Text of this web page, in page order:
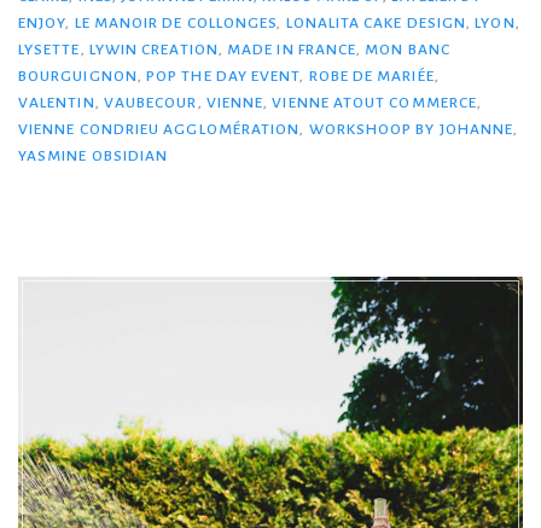
ENJOY LE MANOIR DE COLLONGES LONALITA CAKE DESIGN ,LYON
LYSETTE
LYWIN CREATION MADE IN FRANCE
MON BANC
BOURGUIGNON
,POP THE DAY EVENT ROBE DE MARIÉE
VALENTIN
VAUBECOUR VIENNE ,VIENNE ATOUT COMMERCE
VIENNE CONDRIEU AGGLOMÉRATION
WORKSHOOP BY JOHANNE
YASMINE OBSIDIAN